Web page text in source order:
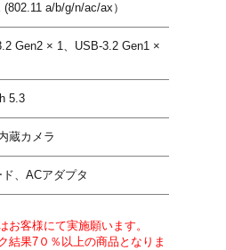
a/b/g/n/ac/ax）
Gen2 × 1、USB-3.2 Gen1 ×
5.3
蔵カメラ
、ACアダプタ
客様にて実施願います。
結果7０％以上の商品となりま